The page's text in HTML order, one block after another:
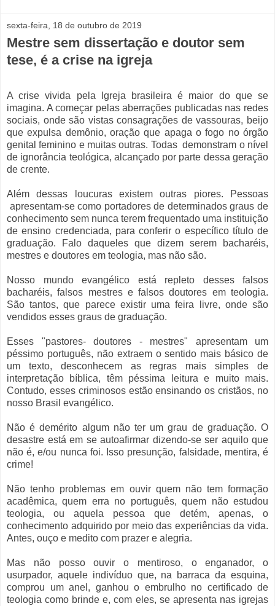
sexta-feira, 18 de outubro de 2019
Mestre sem dissertação e doutor sem
tese, é a crise na igreja
A crise vivida pela Igreja brasileira é maior do que se
imagina. A começar pelas aberrações publicadas nas redes
sociais, onde são vistas consagrações de vassouras, beijo
que expulsa demônio, oração que apaga o fogo no órgão
genital feminino e muitas outras. Todas demonstram o nível
de ignorância teológica, alcançado por parte dessa geração
de crente.
Além dessas loucuras existem outras piores. Pessoas
apresentam-se como portadores de determinados graus de
conhecimento sem nunca terem frequentado uma instituição
de ensino credenciada, para conferir o específico título de
graduação. Falo daqueles que dizem serem bacharéis,
mestres e doutores em teologia, mas não são.
Nosso mundo evangélico está repleto desses falsos
bacharéis, falsos mestres e falsos doutores em teologia.
São tantos, que parece existir uma feira livre, onde são
vendidos esses graus de graduação.
Esses "pastores- doutores - mestres" apresentam um
péssimo português, não extraem o sentido mais básico de
um texto, desconhecem as regras mais simples de
interpretação bíblica, têm péssima leitura e muito mais.
Contudo, esses criminosos estão ensinando os cristãos, no
nosso Brasil evangélico.
Não é demérito algum não ter um grau de graduação. O
desastre está em se autoafirmar dizendo-se ser aquilo que
não é, e/ou nunca foi. Isso presunção, falsidade, mentira, é
crime!
Não tenho problemas em ouvir quem não tem formação
acadêmica, quem erra no português, quem não estudou
teologia, ou aquela pessoa que detém, apenas, o
conhecimento adquirido por meio das experiências da vida.
Antes, ouço e medito com prazer e alegria.
Mas não posso ouvir o mentiroso, o enganador, o
usurpador, aquele indivíduo que, na barraca da esquina,
comprou um anel, ganhou o embrulho no certificado de
teologia como brinde e, com eles, se apresenta nas igrejas